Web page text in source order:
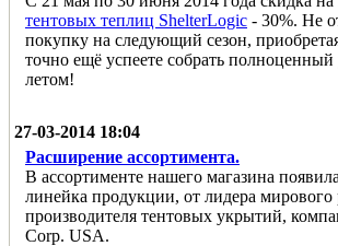
тентовых теплиц ShelterLogic - 30%. Не
покупку на следующий сезон,
точно ещё успеете собрать
летом!
27-03-2014 18:04
Расширение ассортимента.
В ассортименте нашего магазина
линейка продукции, от лидера мирового
производителя тентовых укрытий,
Corp. USA.